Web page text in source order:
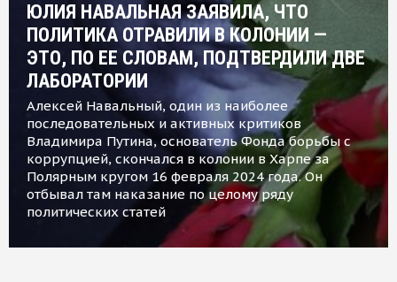
ЮЛИЯ НАВАЛЬНАЯ ЗАЯВИЛА, ЧТО
ПОЛИТИКА ОТРАВИЛИ В КОЛОНИИ —
ЭТО, ПО ЕЕ СЛОВАМ, ПОДТВЕРДИЛИ ДВЕ
ЛАБОРАТОРИИ
Алексей Навальный, один из наиболее
последовательных и активных критиков
Владимира Путина, основатель Фонда борьбы с
коррупцией, скончался в колонии в Харпе за
Полярным кругом 16 февраля 2024 года. Он
отбывал там наказание по целому ряду
политических статей